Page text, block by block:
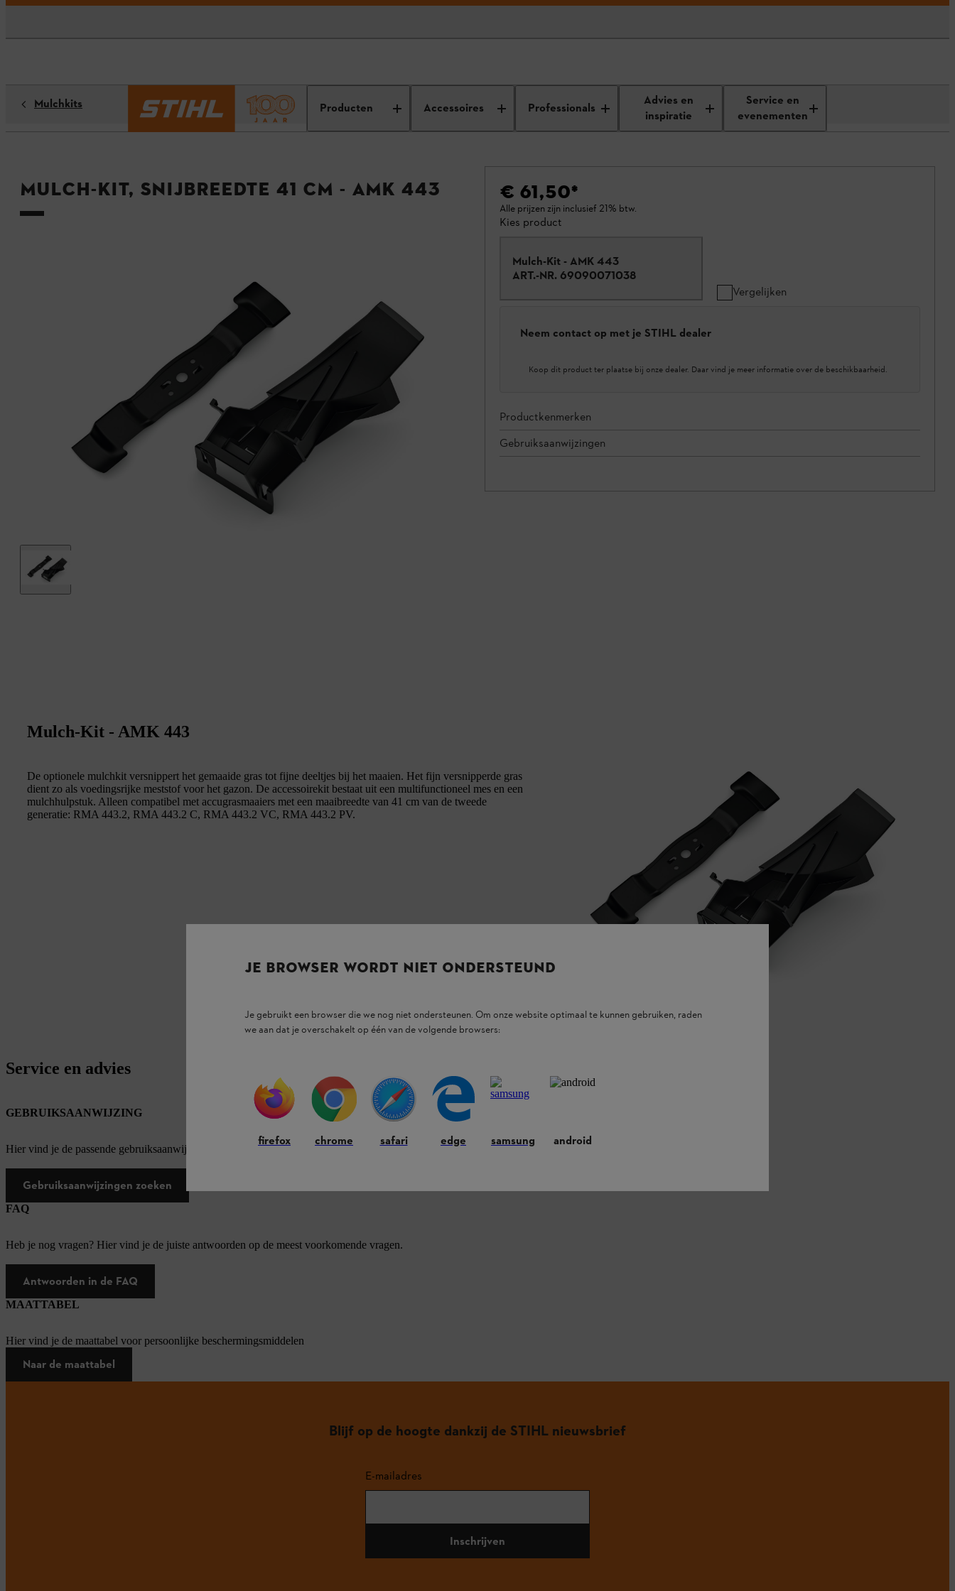
Producten Accessoires Professionals
Advies en
inspiratie
Service en
evenementen
Mulchkits
Mulch-Kit, snijbreedte 41 cm - AMK 443 € 61,50*
Alle prijzen zijn inclusief 21% btw.
Kies product
Mulch-Kit - AMK 443
ART.-NR. 69090071038
Vergelijken
Neem contact op met je STIHL dealer
Koop dit product ter plaatse bij onze dealer. Daar vind je meer informatie over de beschikbaarheid.
Productkenmerken
Gebruiksaanwijzingen
Mulch-Kit - AMK 443
De optionele mulchkit versnippert het gemaaide gras tot fijne deeltjes bij het maaien. Het fijn versnipperde gras
dient zo als voedingsrijke meststof voor het gazon. De accessoirekit bestaat uit een multifunctioneel mes en een
mulchhulpstuk. Alleen compatibel met accugrasmaaiers met een maaibreedte van 41 cm van de tweede
generatie: RMA 443.2, RMA 443.2 C, RMA 443.2 VC, RMA 443.2 PV.
Service en advies
GEBRUIKSAANWIJZING
Hier vind je de passende gebruiksaanwijzingen voor onze STIHL producten.
Gebruiksaanwijzingen zoeken
FAQ
Heb je nog vragen? Hier vind je de juiste antwoorden op de meest voorkomende vragen.
Antwoorden in de FAQ
MAATTABEL
Hier vind je de maattabel voor persoonlijke beschermingsmiddelen
Naar de maattabel
Blijf op de hoogte dankzij de STIHL nieuwsbrief
E-mailadres
Inschrijven
JE BROWSER WORDT NIET ONDERSTEUND
Je gebruikt een browser die we nog niet ondersteunen. Om onze website optimaal te kunnen gebruiken, raden
we aan dat je overschakelt op één van de volgende browsers:
firefox chrome safari edge samsung android